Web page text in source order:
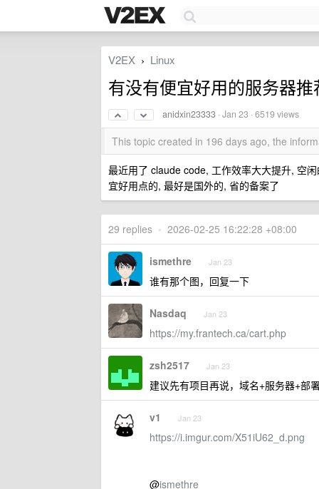
V2EX › Linux
有没有便宜好用的服务器推
anidxin23333 ·Jan 23 · 6519 views
This topic created in 196 days ago, the
最近用了 claude code, 工作效率大大提升, 空
宜好用点的, 最好是国外的, 省的备案了
29 replies • 2026-02-25 16:22:28 +08:00
ismethre Jan 23
谁有那个图，回复一下
Nasdaq Jan 23
https://my.frantech.ca/cart.php
zsh2517 Jan 23
建议先有项目再说，域名+服务器+部
v1 Jan 23
https://i.imgur.com/X51iU62_d.png
@ismethre